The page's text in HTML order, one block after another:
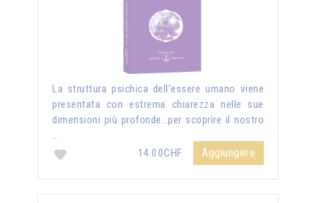
La struttura psichica dell’essere umano viene
presentata con estrema chiarezza nelle sue
dimensioni più profonde…per scoprire il nostro
…
14.00CHF
Aggiungere